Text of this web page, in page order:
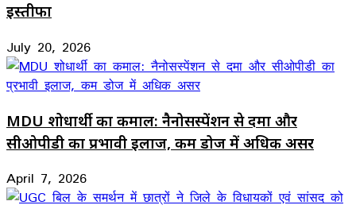
इस्तीफा
July 20, 2026
MDU शोधार्थी का कमाल: नैनोसस्पेंशन से दमा और
सीओपीडी का प्रभावी इलाज, कम डोज में अधिक असर
April 7, 2026